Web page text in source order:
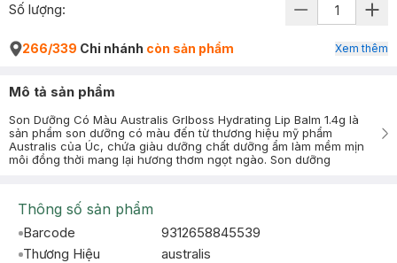
Số lượng:
266/339 Chi nhánh còn sản phẩm Xem thêm
Mô tả sản phẩm
Son Dưỡng Có Màu Australis Grlboss Hydrating Lip Balm 1.4g là
sản phẩm son dưỡng có màu đến từ thương hiệu mỹ phẩm
Australis của Úc, chứa giàu dưỡng chất dưỡng ẩm làm mềm mịn
môi đồng thời mang lại hương thơm ngọt ngào. Son dưỡng
Thông số sản phẩm
Barcode
9312658845539
Thương Hiệu
australis